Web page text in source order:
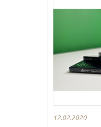
12.02.2020